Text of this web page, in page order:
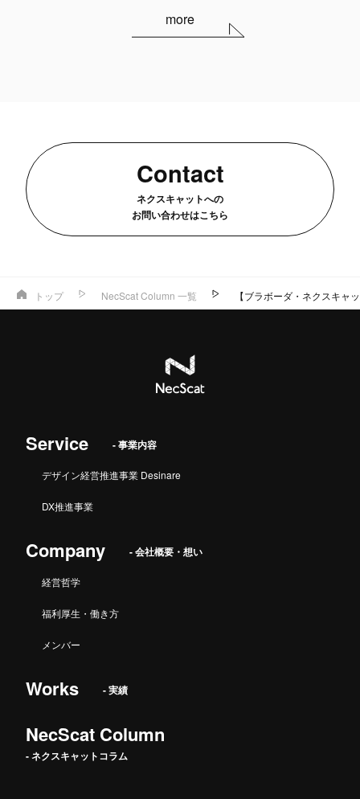
トップ NecScat Column 一覧 【ブラボーダ・ネクスキャ
more
Contact
ネクスキャットへの
お問い合わせはこちら
Service - 事業内容
デザイン経営推進事業 Desinare
DX推進事業
Company - 会社概要・想い
経営哲学
福利厚生・働き方
メンバー
Works - 実績
NecScat Column
- ネクスキャットコラム